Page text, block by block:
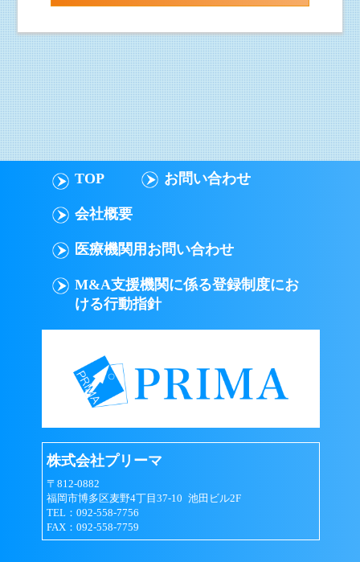
TOP お問い合わせ
会社概要
医療機関用お問い合わせ
M&A支援機関に係る登録制度にお
ける行動指針
株式会社プリーマ
〒812-0882
福岡市博多区麦野4丁目37-10 池田ビル2F
TEL：092-558-7756
FAX：092-558-7759